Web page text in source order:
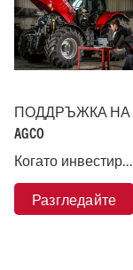
ПОДДРЪЖКА НА
AGCO
Когато инвестирате в машина Massey Ferguson, вие сте подкрепени от AGCO, най-голямата компания за селскостопански машини в света.
Разгледайте